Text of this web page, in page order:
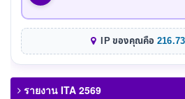
IP ของคุณคือ
รายงาน ITA 2569